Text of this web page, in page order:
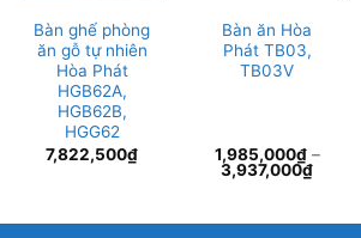
Bàn ghế phòng
ăn gỗ tự nhiên
Hòa Phát
HGB62A,
HGB62B,
HGG62
7,822,500₫
Bàn ăn Hòa
Phát TB03,
TB03V
1,985,000₫–
3,937,000₫